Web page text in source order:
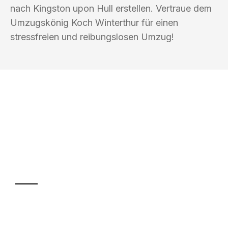
nach Kingston upon Hull erstellen. Vertraue dem
Umzugskönig Koch Winterthur für einen
stressfreien und reibungslosen Umzug!